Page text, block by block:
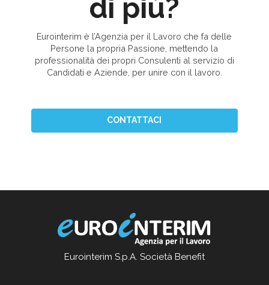
di più?
Eurointerim è l’Agenzia per il Lavoro che fa delle
Persone la propria Passione, mettendo la
professionalità dei propri Consulenti al servizio di
Candidati e Aziende, per unire con il lavoro.
CONTATTACI
Eurointerim S.p.A. Società Benefit